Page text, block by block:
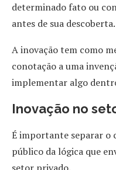
determinado fato ou
antes de sua descoberta.
A inovação tem como
conotação a uma
implementar algo
Inovação no
É importante separar o
público da lógica que